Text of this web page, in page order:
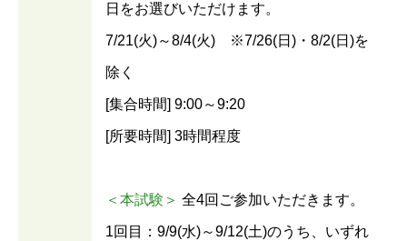
日をお選びいただけます。
7/21(火)～8/4(火) ※7/26(日)・8/2(日)を
除く
[集合時間] 9:00～9:20
[所要時間] 3時間程度
＜本試験＞ 全4回ご参加いただきます。
1回目：9/9(水)～9/12(土)のうち、いずれ